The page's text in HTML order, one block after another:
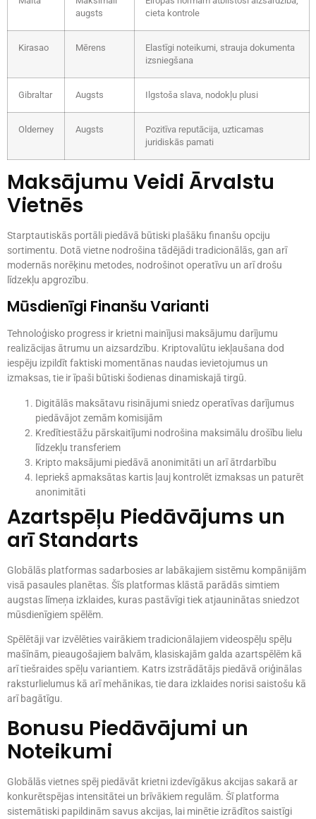
augsts
cieta kontrole
Kirasao Mērens
Elastīgi noteikumi, strauja dokumenta
izsniegšana
Gibraltar Augsts Ilgstoša slava, nodokļu plusi
Olderney Augsts
Pozitīva reputācija, uzticamas
juridiskās pamati
Maksājumu Veidi Ārvalstu
Vietnēs
Starptautiskās portāli piedāvā būtiski plašāku finanšu opciju
sortimentu. Dotā vietne nodrošina tādējādi tradicionālās, gan arī
modernās norēķinu metodes, nodrošinot operatīvu un arī drošu
līdzekļu apgrozību.
Mūsdienīgi Finanšu Varianti
Tehnoloģisko progress ir krietni mainījusi maksājumu darījumu
realizācijas ātrumu un aizsardzību. Kriptovalūtu iekļaušana dod
iespēju izpildīt faktiski momentānas naudas ievietojumus un
izmaksas, tie ir īpaši būtiski šodienas dinamiskajā tirgū.
Digitālās maksātavu risinājumi sniedz operatīvas darījumus
piedāvājot zemām komisijām
Kredītiestāžu pārskaitījumi nodrošina maksimālu drošību lielu
līdzekļu transferiem
Kripto maksājumi piedāvā anonimitāti un arī ātrdarbību
Iepriekš apmaksātas kartis ļauj kontrolēt izmaksas un paturēt
anonimitāti
Azartspēļu Piedāvājums un
arī Standarts
Globālās platformas sadarbosies ar labākajiem sistēmu kompānijām
visā pasaules planētas. Šīs platformas klāstā parādās simtiem
augstas līmeņa izklaides, kuras pastāvīgi tiek atjauninātas sniedzot
mūsdienīgiem spēlēm.
Spēlētāji var izvēlēties vairākiem tradicionālajiem videospēļu spēļu
mašīnām, pieaugošajiem balvām, klasiskajām galda azartspēlēm kā
arī tiešraides spēļu variantiem. Katrs izstrādātājs piedāvā oriģinālas
raksturlielumus kā arī mehānikas, tie dara izklaides norisi saistošu kā
arī bagātīgu.
Bonusu Piedāvājumi un
Noteikumi
Globālās vietnes spēj piedāvāt krietni izdevīgākus akcijas sakarā ar
konkurētspējas intensitātei un brīvākiem regulām. Šī platforma
sistemātiski papildinām savus akcijas, lai minētie izrādītos saistīgi